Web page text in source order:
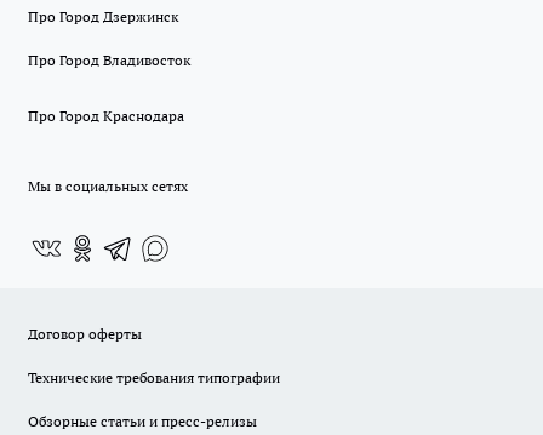
Про Город Дзержинск
Про Город Владивосток
Про Город Краснодара
Мы в социальных сетях
Договор оферты
Технические требования типографии
Обзорные статьи и пресс-релизы